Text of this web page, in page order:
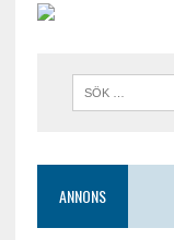
ANNONS